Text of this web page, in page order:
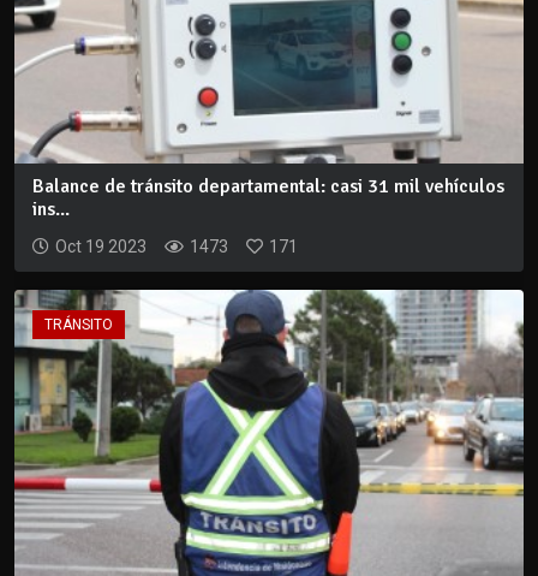
Balance de tránsito departamental: casi 31 mil vehículos
ins...
Oct 19 2023 1473 171
TRÁNSITO